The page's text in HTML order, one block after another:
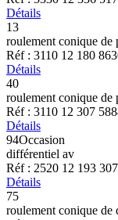
Détails
13
roulement conique de
Réf : 3110 12 180
Détails
40
roulement conique de
Réf : 3110 12 307
Détails
94Occasion
différentiel av
Réf : 2520 12 193
Détails
75
roulement conique de